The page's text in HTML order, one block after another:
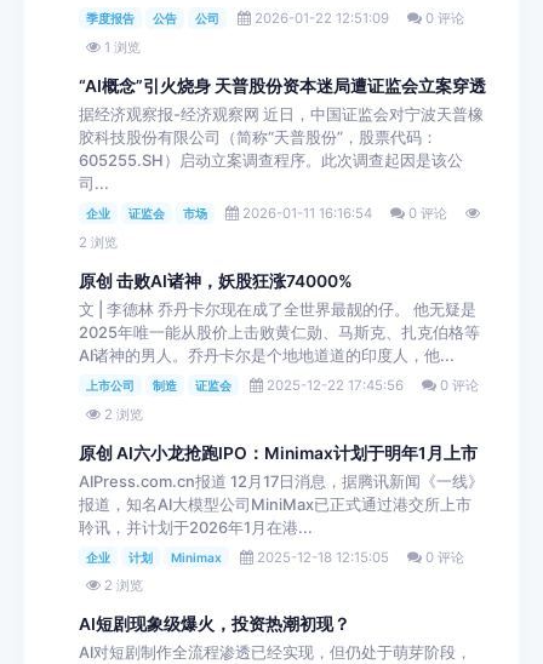
季度报告 公告 公司 2026-01-22 12:51:09
0 评论
1 浏览
“AI概念”引火烧身 天普股份资本迷局遭证监会立案穿透
据经济观察报-经济观察网 近日，中国证监会对宁波天普橡
胶科技股份有限公司（简称“天普股份”，股票代码：
605255.SH）启动立案调查程序。此次调查起因是该公
司...
企业 证监会 市场 2026-01-11 16:16:54
0 评论
2 浏览
原创 击败AI诸神，妖股狂涨74000%
文 | 李德林 乔丹卡尔现在成了全世界最靓的仔。 他无疑是
2025年唯一能从股价上击败黄仁勋、马斯克、扎克伯格等
AI诸神的男人。乔丹卡尔是个地地道道的印度人，他...
上市公司 制造 证监会 2025-12-22 17:45:56
0 评论
2 浏览
原创 AI六小龙抢跑IPO：Minimax计划于明年1月上市
AIPress.com.cn报道 12月17日消息，据腾讯新闻《一线》
报道，知名AI大模型公司MiniMax已正式通过港交所上市
聆讯，并计划于2026年1月在港...
企业 计划 Minimax 2025-12-18 12:15:05
0 评论
2 浏览
AI短剧现象级爆火，投资热潮初现？
AI对短剧制作全流程渗透已经实现，但仍处于萌芽阶段，